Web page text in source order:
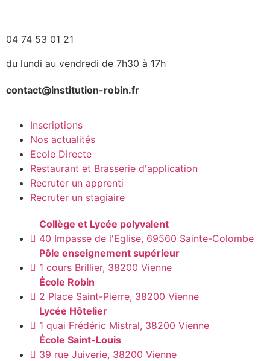
04 74 53 01 21
du lundi au vendredi de 7h30 à 17h
contact@institution-robin.fr
Inscriptions
Nos actualités
Ecole Directe
Restaurant et Brasserie d'application
Recruter un apprenti
Recruter un stagiaire
Collège et Lycée polyvalent
40 Impasse de l'Eglise, 69560 Sainte-Colombe
Pôle enseignement supérieur
1 cours Brillier, 38200 Vienne
École Robin
2 Place Saint-Pierre, 38200 Vienne
Lycée Hôtelier
1 quai Frédéric Mistral, 38200 Vienne
École Saint-Louis
39 rue Juiverie, 38200 Vienne